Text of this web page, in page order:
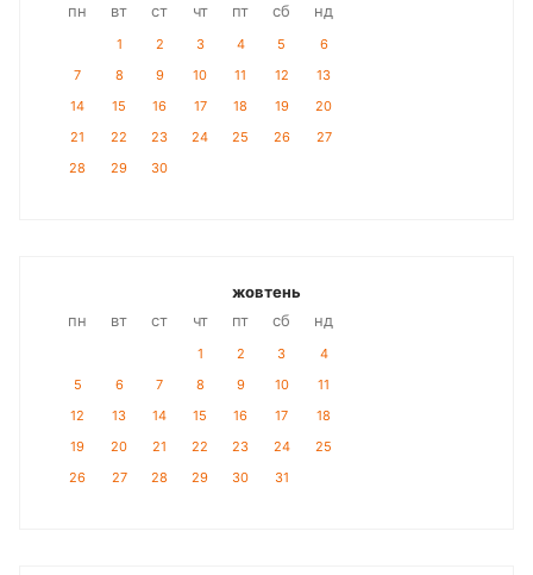
пн
вт ст чт пт сб нд
1 2 3 4 5
6
7
8 9 10 11 12
13
14
15 16 17 18 19
20
21
22 23 24 25 26
27
28
29 30
жовтень
пн
вт ст чт пт сб нд
1 2 3
4
5
6 7 8 9 10
11
12
13 14 15 16 17
18
19
20 21 22 23 24
25
26
27 28 29 30 31